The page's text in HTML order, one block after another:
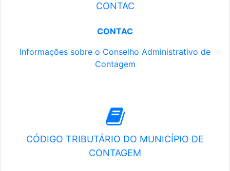
CONTAC
CONTAC
Informações sobre o Conselho Administrativo de
Contagem
CÓDIGO TRIBUTÁRIO DO MUNICÍPIO DE
CONTAGEM